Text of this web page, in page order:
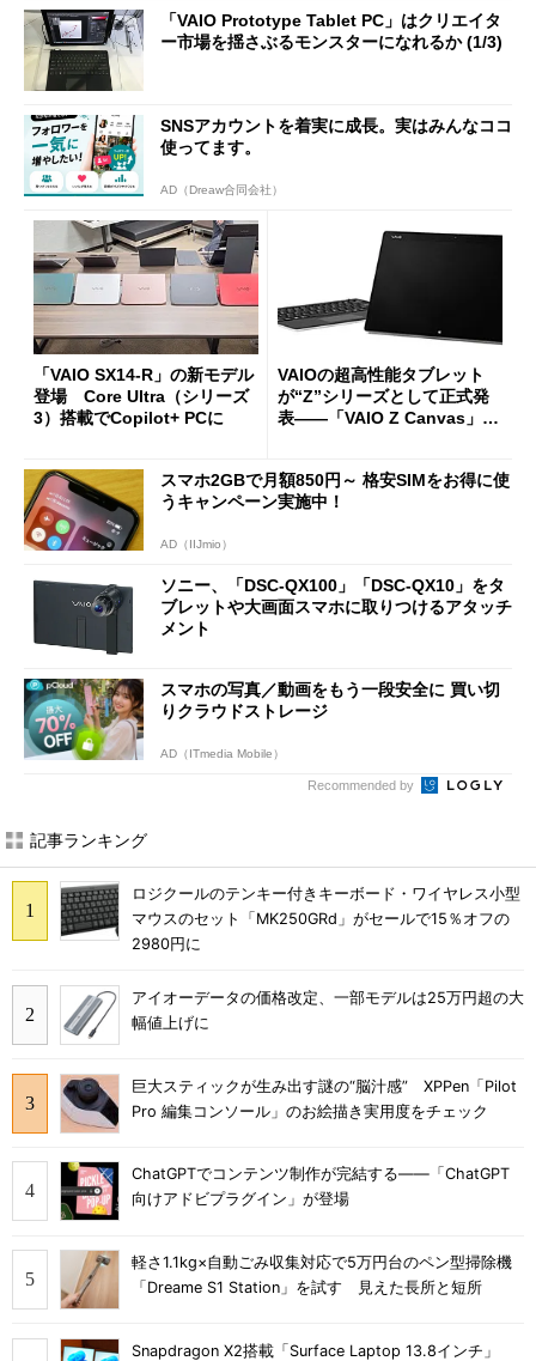
「VAIO Prototype Tablet PC」はクリエイタ
ー市場を揺さぶるモンスターになれるか (1/3)
SNSアカウントを着実に成長。実はみんなココ
使ってます。
AD（Dreaw合同会社）
「VAIO SX14-R」の新モデル
登場 Core Ultra（シリーズ
3）搭載でCopilot+ PCに
VAIOの超高性能タブレット
が“Z”シリーズとして正式発
表――「VAIO Z Canvas」
スマホ2GBで月額850円～ 格安SIMをお得に使
うキャンペーン実施中！
AD（IIJmio）
ソニー、「DSC-QX100」「DSC-QX10」をタ
ブレットや大画面スマホに取りつけるアタッチ
メント
スマホの写真／動画をもう一段安全に 買い切
りクラウドストレージ
AD（ITmedia Mobile）
Recommended by
記事ランキング
ロジクールのテンキー付きキーボード・ワイヤレス小型
マウスのセット「MK250GRd」がセールで15％オフの
2980円に
アイオーデータの価格改定、一部モデルは25万円超の大
幅値上げに
巨大スティックが生み出す謎の“脳汁感” XPPen「Pilot
Pro 編集コンソール」のお絵描き実用度をチェック
ChatGPTでコンテンツ制作が完結する――「ChatGPT
向けアドビプラグイン」が登場
軽さ1.1kg×自動ごみ収集対応で5万円台のペン型掃除機
「Dreame S1 Station」を試す 見えた長所と短所
Snapdragon X2搭載「Surface Laptop 13.8インチ」